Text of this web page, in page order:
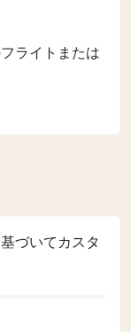
ライトまたは
づいてカスタ